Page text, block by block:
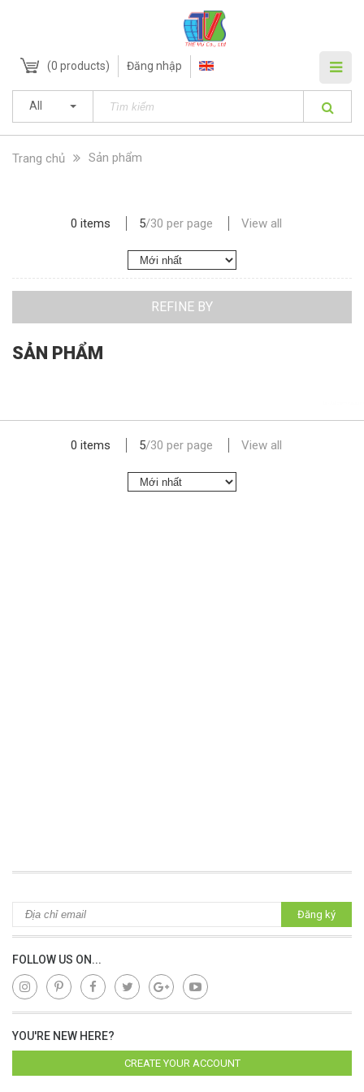
(0 products) Đăng nhập
All
Trang chủ Sản phẩm
REFINE BY
0 items 5/30 per page View all
SẢN PHẨM
0 items 5/30 per page View all
Đăng ký
FOLLOW US ON...
YOU'RE NEW HERE?
CREATE YOUR ACCOUNT